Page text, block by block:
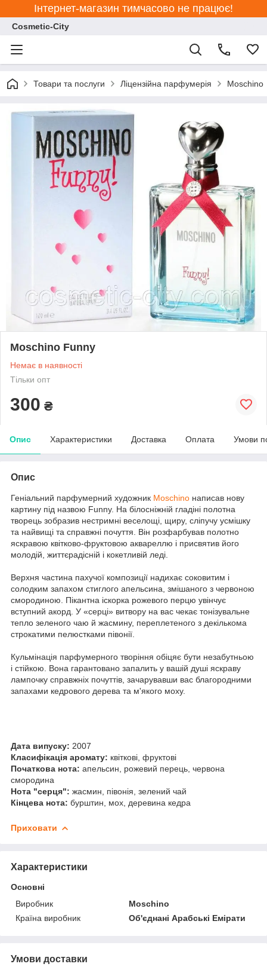
Інтернет-магазин тимчасово не працює!
Cosmetic-City
Товари та послуги Ліцензійна парфумерія Moschino
Moschino Funny
Немає в наявності
Тільки опт
300 ₴
Опис Характеристики Доставка Оплата Умови
Опис
Геніальний парфумерний художник Moschino написав нову
картину під назвою Funny. На білосніжній гладіні полотна
творець зобразив нестримні веселощі, щиру, сліпучу усмішку
та найвищі та справжні почуття. Він розфарбував полотно
яскравою квітково-фруктовою аквареллю і присвятив його
молодій, життєрадісній і кокетливій леді.
Верхня частина пахучої композиції надихає соковитим і
солодким запахом стиглого апельсина, змішаного з червоною
смородиною. Пікантна іскорка рожевого перцю увінчує
вступний акорд. У «серці» витвору на вас чекає тонізувальне
тепло зеленого чаю й жасмину, переплетеного з декількома
строкатими пелюстками півонії.
Кульмінація парфумерного творіння обіцяє бути незабутньою
і стійкою. Вона гарантовано запалить у вашій душі яскраву
лампочку справжніх почуттів, зачарувавши вас благородними
запахами кедрового дерева та м'якого моху.
Дата випуску: 2007
Класифікація аромату: квіткові, фруктові
Початкова нота: апельсин, рожевий перець, червона
смородина
Нота "серця": жасмин, півонія, зелений чай
Кінцева нота: бурштин, мох, деревина кедра
Приховати
Характеристики
Основні
Виробник
Moschino
Країна виробник
Об'єднані Арабські Емірати
Умови доставки